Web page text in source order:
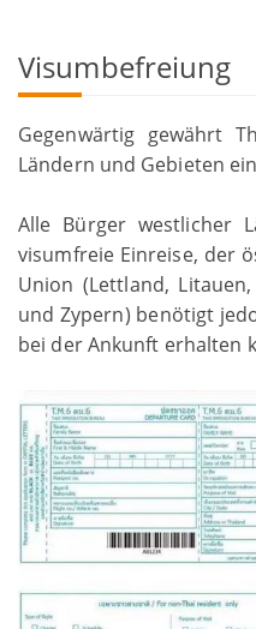
Visumbefreiung
Gegenwärtig gewährt
Ländern und Gebieten
Alle Bürger westlicher
visumfreie Einreise, der
Union (Lettland,
und Zypern) benötigt
bei der Ankunft erhalten